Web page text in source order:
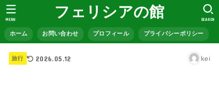
フェリシアの館
ホーム お問い合わせ プロフィール プライバシーポリシー
SEARCH
MENU
旅行 2026.05.12 kei